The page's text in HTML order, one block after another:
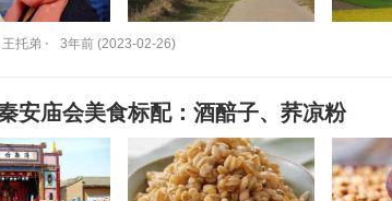
王托弟 ⋅ 3年前 (2023-02-26)
安庙会美食标配：酒醅子、荞凉粉